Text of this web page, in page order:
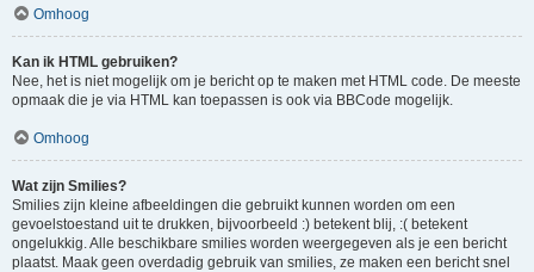
Omhoog
Kan ik HTML gebruiken?
Nee, het is niet mogelijk om je bericht op te maken met HTML code. De meeste
opmaak die je via HTML kan toepassen is ook via BBCode mogelijk.
Omhoog
Wat zijn Smilies?
Smilies zijn kleine afbeeldingen die gebruikt kunnen worden om een
gevoelstoestand uit te drukken, bijvoorbeeld :) betekent blij, :( betekent
ongelukkig. Alle beschikbare smilies worden weergegeven als je een bericht
plaatst. Maak geen overdadig gebruik van smilies, ze maken een bericht snel